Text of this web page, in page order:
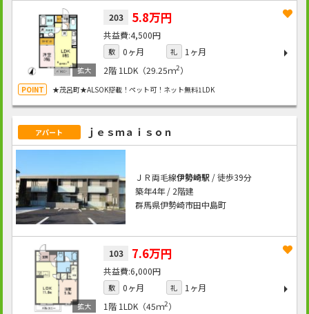
203 5.8万円
4,500円
敷 0ヶ月 礼
1ヶ月
2階 1LDK（29.25ｍ2）
★茂呂町★ALSOK搭載！ペット可！ネット無料1LDK
アパート ｊｅｓｍａｉｓｏｎ
ＪＲ両毛線伊勢崎駅/ 徒歩39分
築年4年 / 2階建
群馬県伊勢崎市田中島町
103 7.6万円
6,000円
敷 0ヶ月 礼
1ヶ月
1階 1LDK（45ｍ2）